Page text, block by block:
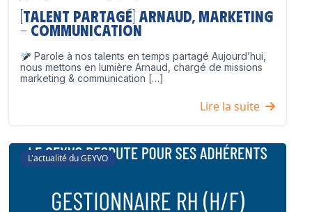
[Talent partagé] Arnaud, Marketing
– Communication
Parole à nos talents en temps partagé Aujourd’hui,
nous mettons en lumière Arnaud, chargé de missions
marketing & communication […]
Lire la suite
L'actualité du GEYVO